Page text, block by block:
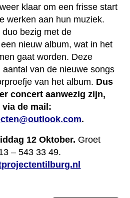
klaar om een frisse start
werken aan hun muziek.
bezig met de
nieuw album, wat in het
gaat worden. Deze
van de nieuwe songs
van het album. Dus
concert aanwezig zijn,
de mail:
.
12 Oktober. Groet
– 543 33 49.